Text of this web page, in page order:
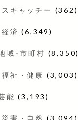
キャッチー (362)
済 (6,349)
域･市町村 (8,350)
祉・健康 (3,003)
能 (3,193)
害・自然 (3,094)